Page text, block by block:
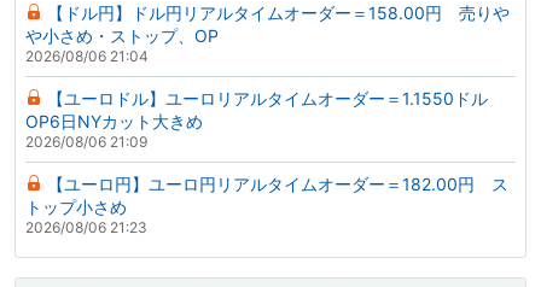
【ドル円】ドル円リアルタイムオーダー＝158.00円 売りや
や小さめ・ストップ、OP
2026/08/06 21:04
【ユーロドル】ユーロリアルタイムオーダー＝1.1550ドル
OP6日NYカット大きめ
2026/08/06 21:09
【ユーロ円】ユーロ円リアルタイムオーダー＝182.00円 ス
トップ小さめ
2026/08/06 21:23